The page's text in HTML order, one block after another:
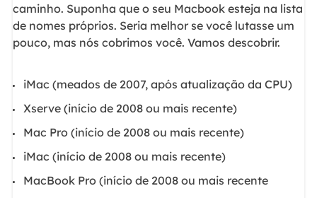
caminho. Suponha que o seu Macbook esteja na lista
de nomes próprios. Seria melhor se você lutasse um
pouco, mas nós cobrimos você. Vamos descobrir.
iMac (meados de 2007, após atualização da CPU)
Xserve (início de 2008 ou mais recente)
Mac Pro (início de 2008 ou mais recente)
iMac (início de 2008 ou mais recente)
MacBook Pro (início de 2008 ou mais recente